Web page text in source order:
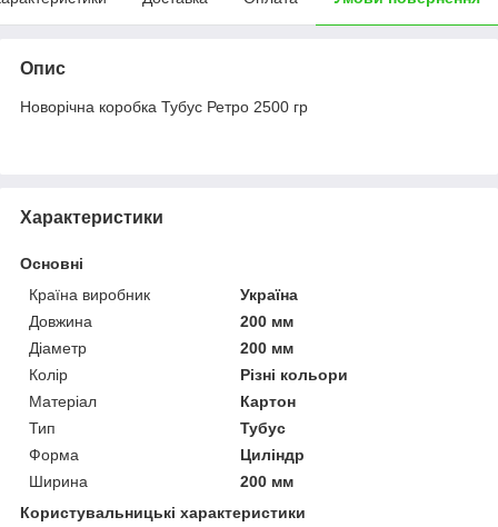
Опис
Новорічна коробка Тубус Ретро 2500 гр
Характеристики
Основні
Країна виробник
Україна
Довжина
200 мм
Діаметр
200 мм
Колір
Різні кольори
Матеріал
Картон
Тип
Тубус
Форма
Циліндр
Ширина
200 мм
Користувальницькі характеристики